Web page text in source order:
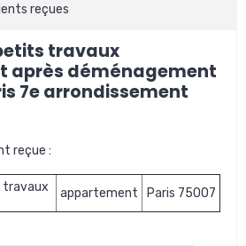
reçues
travaux
après déménagement
7e arrondissement
reçue :
appartement Paris 75007